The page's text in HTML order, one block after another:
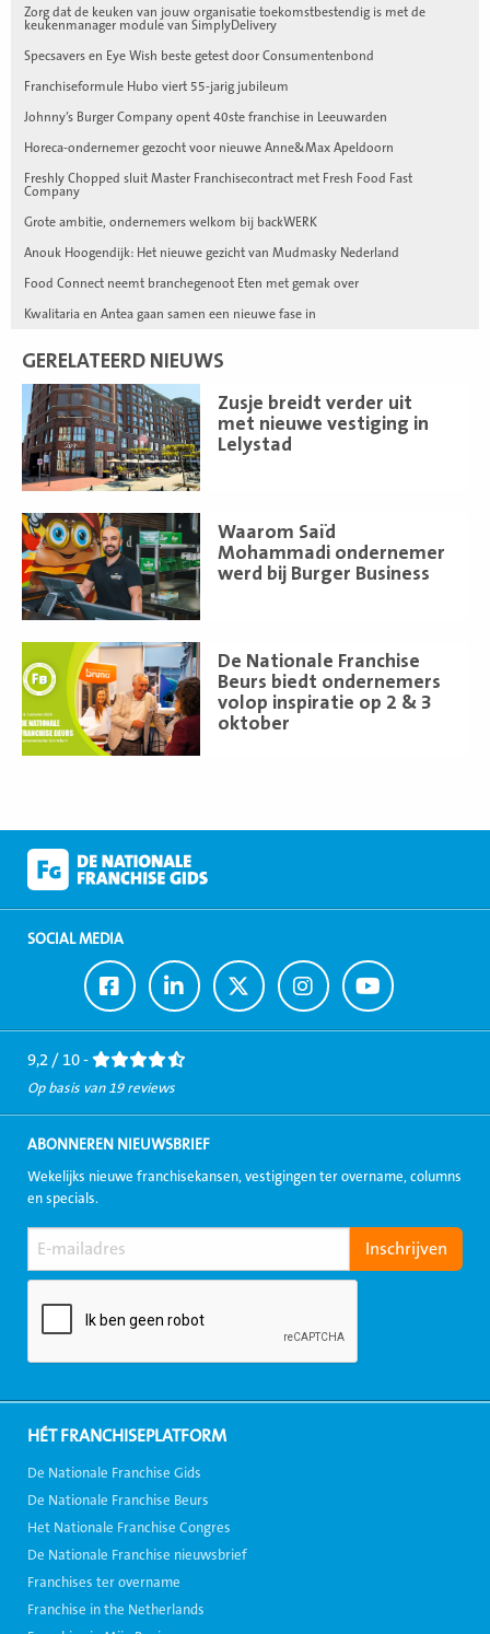
Zorg dat de keuken van jouw organisatie toekomstbestendig is met de
keukenmanager module van SimplyDelivery
Specsavers en Eye Wish beste getest door Consumentenbond
Franchiseformule Hubo viert 55-jarig jubileum
Johnny’s Burger Company opent 40ste franchise in Leeuwarden
Horeca-ondernemer gezocht voor nieuwe Anne&Max Apeldoorn
Freshly Chopped sluit Master Franchisecontract met Fresh Food Fast
Company
Grote ambitie, ondernemers welkom bij backWERK
Anouk Hoogendijk: Het nieuwe gezicht van Mudmasky Nederland
Food Connect neemt branchegenoot Eten met gemak over
Kwalitaria en Antea gaan samen een nieuwe fase in
GERELATEERD NIEUWS
Zusje breidt verder uit
met nieuwe vestiging in
Lelystad
Lees
meer
Waarom Saïd
Mohammadi ondernemer
werd bij Burger Business
Lees
meer
De Nationale Franchise
Beurs biedt ondernemers
volop inspiratie op 2 & 3
oktober
meer
SOCIAL MEDIA
Ga
naar
Facebook
Ga
naar
LinkedIn
Ga
naar
Twitter
Ga
naar
Instagram
Ga
naar
Youtube
9,2 / 10 -
Op basis van 19 reviews
ABONNEREN NIEUWSBRIEF
Wekelijks nieuwe franchisekansen, vestigingen ter overname, columns
en specials.
HÉT FRANCHISEPLATFORM
De Nationale Franchise Gids
De Nationale Franchise Beurs
Het Nationale Franchise Congres
De Nationale Franchise nieuwsbrief
Franchises ter overname
Franchise in the Netherlands